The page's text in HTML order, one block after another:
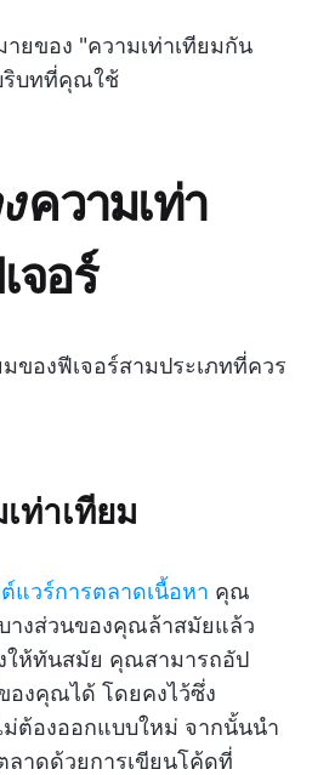
ยของ "ความเท่าเทียมกัน
ริบทที่คุณใช้
ความเท่า
จอร์
ของฟีเจอร์สามประเภทที่ควร
ท่าเทียม
แวร์การตลาดเนื้อหา คุณ
างส่วนของคุณล้าสมัยแล้ว
ให้ทันสมัย คุณสามารถอัป
องคุณได้ โดยคงไว้ซึ่ง
ต้องออกแบบใหม่ จากนั้นนำ
ลาดด้วยการเขียนโค้ดที่